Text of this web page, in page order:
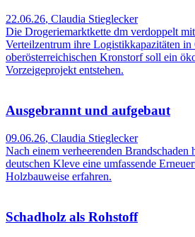
22.06.26, Claudia Stieglecker
Die Drogeriemarktkette dm verdoppelt
Verteilzentrum ihre Logistikkapazitäten in
oberösterreichischen Kronstorf soll ein
Vorzeigeprojekt entstehen.
Ausgebrannt und aufgebaut
09.06.26, Claudia Stieglecker
Nach einem verheerenden Brandschaden
deutschen Kleve eine umfassende
Holzbauweise erfahren.
Schadholz als Rohstoff